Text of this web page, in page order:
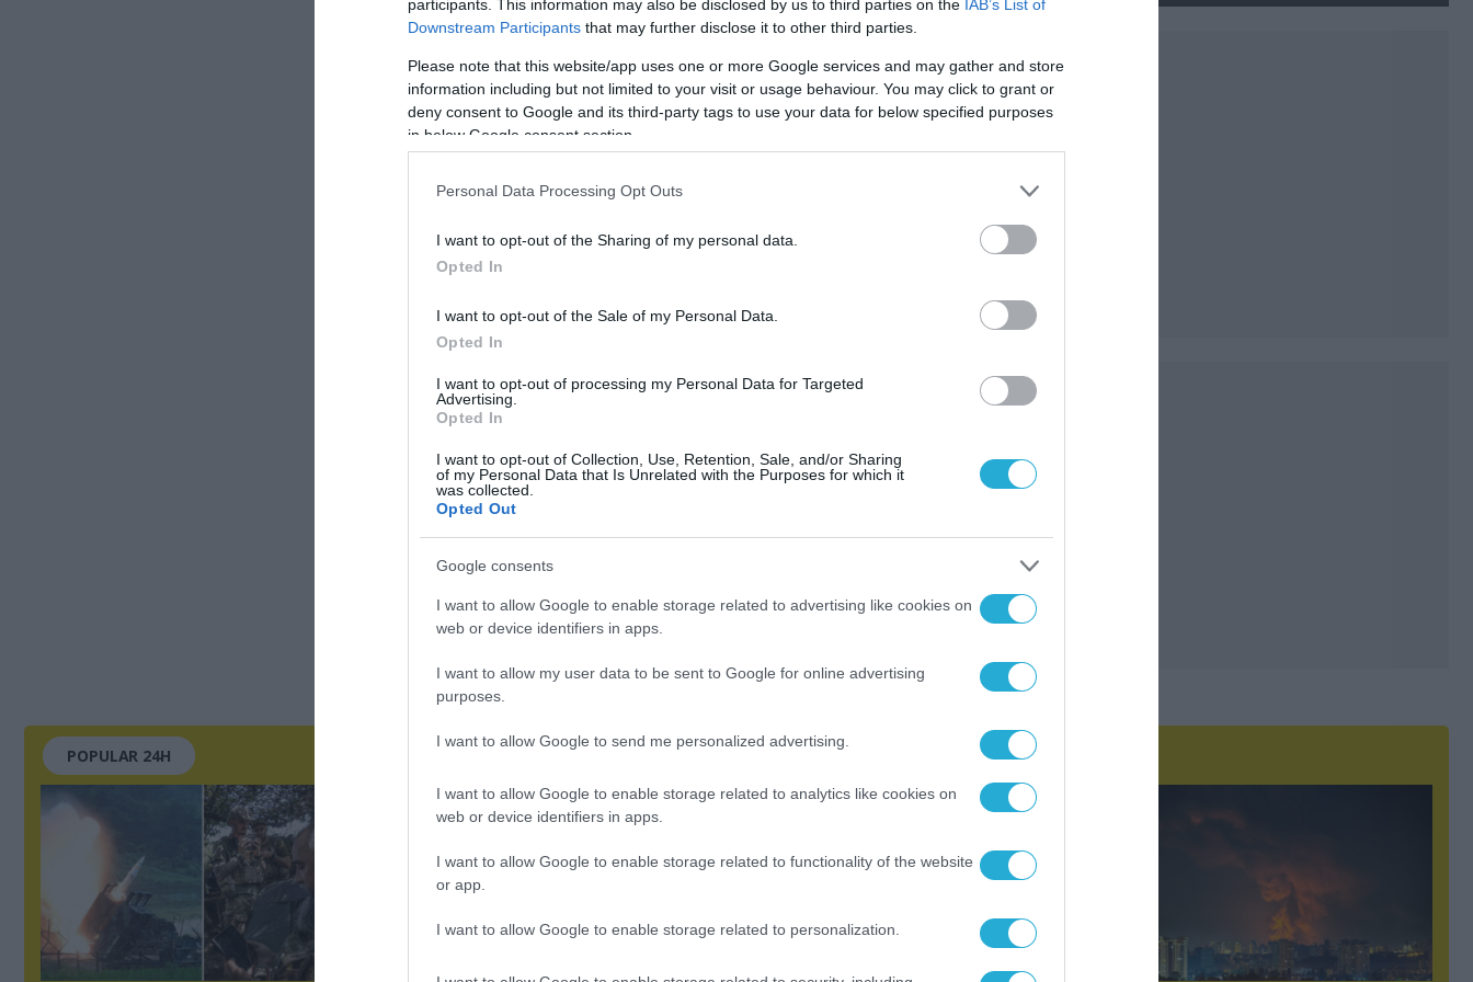
participants. This information may also be disclosed by us to third parties on the IAB’s List of
Downstream Participants that may further disclose it to other third parties.
Please note that this website/app uses one or more Google services and may gather and store
information including but not limited to your visit or usage behaviour. You may click to grant or
deny consent to Google and its third-party tags to use your data for below specified purposes
in below Google consent section.
Personal Data Processing Opt Outs
I want to opt-out of the Sharing of my personal data.
Opted In
I want to opt-out of the Sale of my Personal Data.
Opted In
I want to opt-out of processing my Personal Data for Targeted
Advertising.
Opted In
I want to opt-out of Collection, Use, Retention, Sale, and/or Sharing
of my Personal Data that Is Unrelated with the Purposes for which it
was collected.
Opted Out
Google consents
I want to allow Google to enable storage related to advertising like cookies on
web or device identifiers in apps.
I want to allow my user data to be sent to Google for online advertising
purposes.
I want to allow Google to send me personalized advertising.
I want to allow Google to enable storage related to analytics like cookies on
web or device identifiers in apps.
I want to allow Google to enable storage related to functionality of the website
or app.
I want to allow Google to enable storage related to personalization.
POPULAR 24H